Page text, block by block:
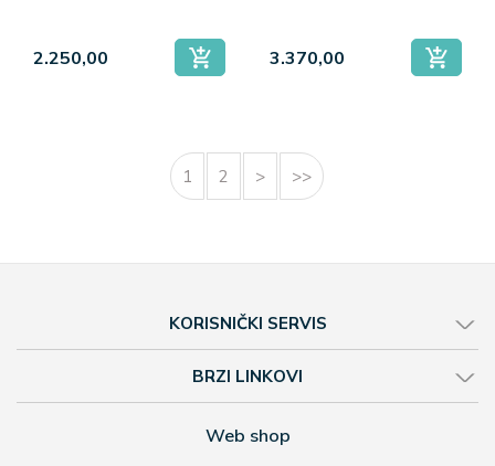
2.250,00 3.370,00
1 2 > >>
KORISNIČKI SERVIS
BRZI LINKOVI
Web shop